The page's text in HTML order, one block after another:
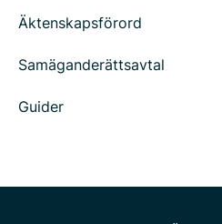
Äktenskapsförord
Samäganderättsavtal
Guider